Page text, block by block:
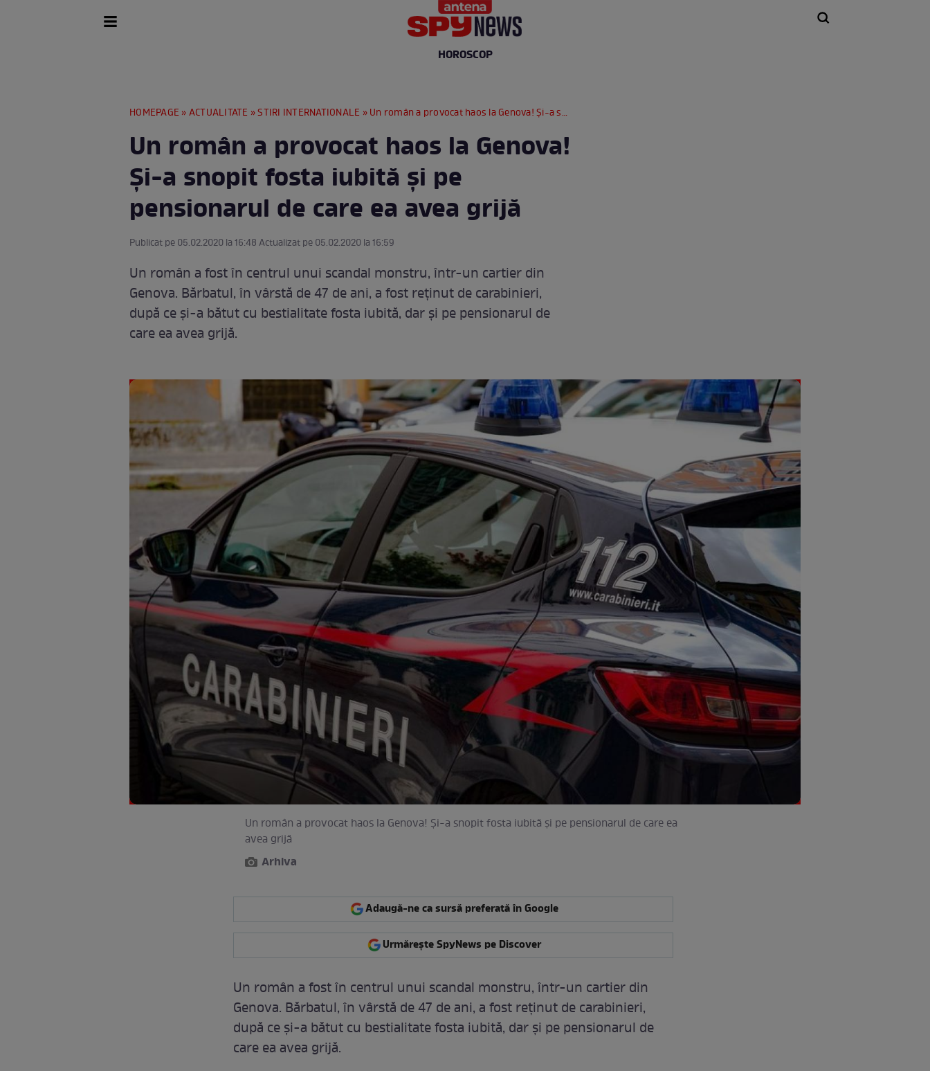
HOROSCOP
HOMEPAGE »ACTUALITATE »STIRI INTERNATIONALE » Un român a provocat haos la Genova! Și-a snopit fosta iubită și pe pensionarul de care ea avea grijă
Un român a provocat haos la Genova!
Și-a snopit fosta iubită și pe
pensionarul de care ea avea grijă
Publicat pe 05.02.2020 la 16:48 Actualizat pe 05.02.2020 la 16:59
Un român a fost în centrul unui scandal monstru, într-un cartier din
Genova. Bărbatul, în vârstă de 47 de ani, a fost reținut de carabinieri,
după ce și-a bătut cu bestialitate fosta iubită, dar și pe pensionarul de
care ea avea grijă.
Un român a provocat haos la Genova! Și-a snopit fosta iubită și pe pensionarul de care ea
avea grijă
Arhiva
Adaugă-ne ca sursă preferată în Google
Urmărește SpyNews pe Discover
Un român a fost în centrul unui scandal monstru, într-un cartier din
Genova. Bărbatul, în vârstă de 47 de ani, a fost reținut de carabinieri,
după ce și-a bătut cu bestialitate fosta iubită, dar și pe pensionarul de
care ea avea grijă.